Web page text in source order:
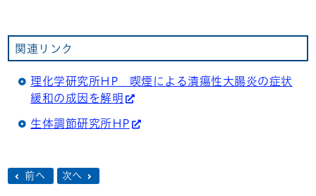
関連リンク
理化学研究所HP 喫煙による潰瘍性大腸炎の症状
緩和の成因を解明
生体調節研究所HP
前へ 次へ